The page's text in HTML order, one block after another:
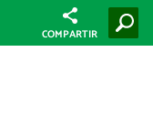
COMPARTIR